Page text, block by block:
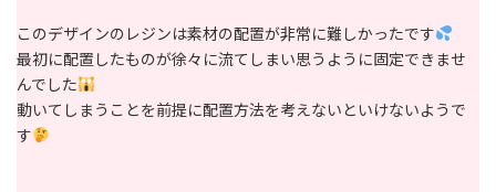
このデザインのレジンは素材の配置が非常に難しかったです
最初に配置したものが徐々に流てしまい思うように固定できませ
んでした
動いてしまうことを前提に配置方法を考えないといけないようで
す